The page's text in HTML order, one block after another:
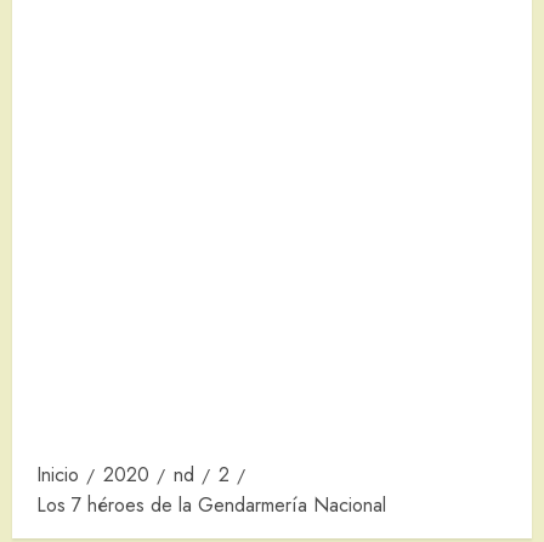
Inicio 2020 nd
2
Los 7 héroes de la Gendarmería Nacional